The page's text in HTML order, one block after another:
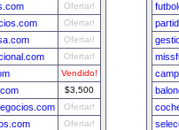
Ofertar!
Ofertar!
Ofertar!
Ofertar!
Vendido!
$3,500
Ofertar!
Ofertar!